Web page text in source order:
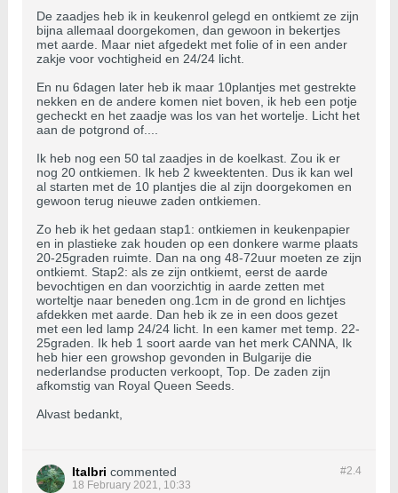
De zaadjes heb ik in keukenrol gelegd en ontkiemt ze zijn
bijna allemaal doorgekomen, dan gewoon in bekertjes
met aarde. Maar niet afgedekt met folie of in een ander
zakje voor vochtigheid en 24/24 licht.
En nu 6dagen later heb ik maar 10plantjes met gestrekte
nekken en de andere komen niet boven, ik heb een potje
gecheckt en het zaadje was los van het wortelje. Licht het
aan de potgrond of....
Ik heb nog een 50 tal zaadjes in de koelkast. Zou ik er
nog 20 ontkiemen. Ik heb 2 kweektenten. Dus ik kan wel
al starten met de 10 plantjes die al zijn doorgekomen en
gewoon terug nieuwe zaden ontkiemen.
Zo heb ik het gedaan stap1: ontkiemen in keukenpapier
en in plastieke zak houden op een donkere warme plaats
20-25graden ruimte. Dan na ong 48-72uur moeten ze zijn
ontkiemt. Stap2: als ze zijn ontkiemt, eerst de aarde
bevochtigen en dan voorzichtig in aarde zetten met
worteltje naar beneden ong.1cm in de grond en lichtjes
afdekken met aarde. Dan heb ik ze in een doos gezet
met een led lamp 24/24 licht. In een kamer met temp. 22-
25graden. Ik heb 1 soort aarde van het merk CANNA, Ik
heb hier een growshop gevonden in Bulgarije die
nederlandse producten verkoopt, Top. De zaden zijn
afkomstig van Royal Queen Seeds.
Alvast bedankt,
#2.4
Italbri commented
18 February 2021, 10:33